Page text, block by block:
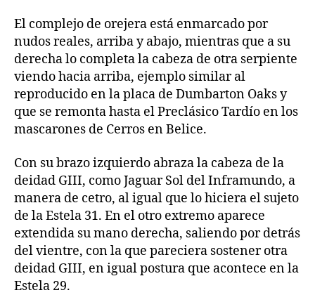
El complejo de orejera está enmarcado por
nudos reales, arriba y abajo, mientras que a su
derecha lo completa la cabeza de otra serpiente
viendo hacia arriba, ejemplo similar al
reproducido en la placa de Dumbarton Oaks y
que se remonta hasta el Preclásico Tardío en los
mascarones de Cerros en Belice.
Con su brazo izquierdo abraza la cabeza de la
deidad GIII, como Jaguar Sol del Inframundo, a
manera de cetro, al igual que lo hiciera el sujeto
de la Estela 31. En el otro extremo aparece
extendida su mano derecha, saliendo por detrás
del vientre, con la que pareciera sostener otra
deidad GIII, en igual postura que acontece en la
Estela 29.